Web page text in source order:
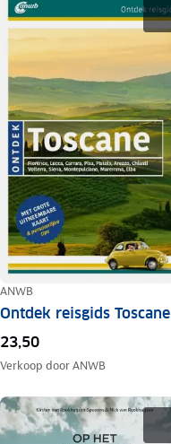
ANWB
Ontdek reisgids Toscane
23,50
Verkoop doorANWB